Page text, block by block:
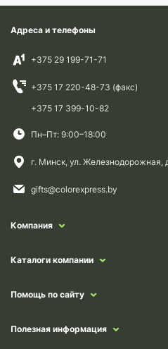
Адреса и телефоны
+375 29 199-71-71
+375 17 220-48-73 (факс)
+375 17 399-10-82
Пн–Пт: 9:00–18:00
г. Минск, ул. Железнодорожная,
gifts@colorexpress.by
Компания
Каталоги компании
Помощь по сайту
Полезная информация